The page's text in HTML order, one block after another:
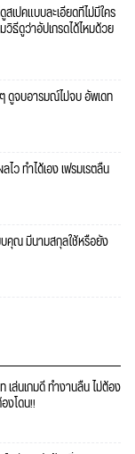
เปคแบบละเอียดที่ไม่มีใคร
ธีดูว่าอัปเกรดได้ไหมด้วย
ดูจบอารมณ์ไม่จบ อัพเดท
ว ทำได้เอง เฟรมเรตลื่น
คุณ มีนามสกุลใช้หรือยัง
เล่นเกมดี ทำงานลื่น ไม่ต้อง
งโดน!!